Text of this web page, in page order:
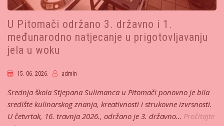
U Pitomači održano 3. državno i 1.
međunarodno natjecanje u prigotovljavanju
jela u woku
15. 06. 2026. admin
Srednja škola Stjepana Sulimanca u Pitomači ponovno je bila
središte kulinarskog znanja, kreativnosti i strukovne izvrsnosti.
U četvrtak, 16. travnja 2026., održano je 3. državno… Pročitajte